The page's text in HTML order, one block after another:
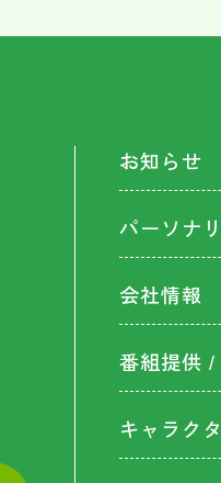
お知らせ
パーソナ
会社情報
番組提供 /
キャラク